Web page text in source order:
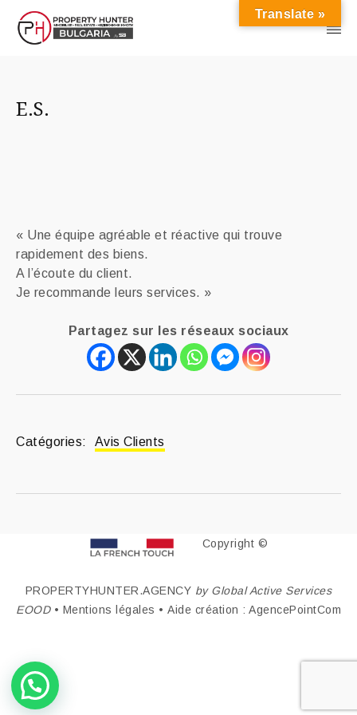
E.S.
« Une équipe agréable et réactive qui trouve
rapidement des biens.
A l’écoute du client.
Je recommande leurs services. »
Partagez sur les réseaux sociaux
Catégories: Avis Clients
Copyright ©
PROPERTYHUNTER.AGENCY by Global Active Services
EOOD• Mentions légales • Aide création : AgencePointCom
Translate »